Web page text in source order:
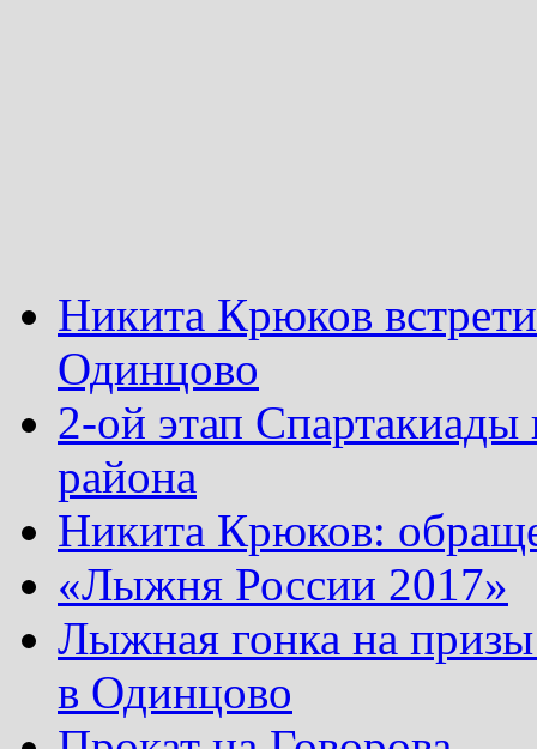
Никита Крюков
Одинцово
2-ой этап
района
Никита Крюков:
«Лыжня России 2017»
Лыжная гонка на
в Одинцово